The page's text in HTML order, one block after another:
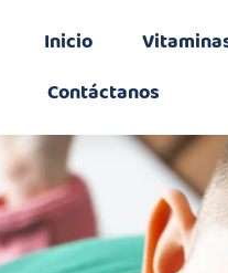
Inicio
Contáctanos